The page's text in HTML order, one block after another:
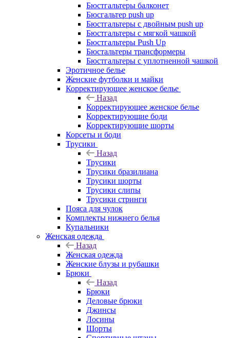
Бюстгальтеры балконет
Бюсгальтер push up
Бюстгальтеры с двойным push up
Бюстгальтеры с мягкой чашкой
Бюстгальтеры Push Up
Бюстальтеры трансформеры
Бюстгальтеры с уплотненной чашкой
Эротичное белье
Женские футболки и майки
Корректирующее женское белье
Назад
Корректирующее женское белье
Корректирующие боди
Корректирующие шорты
Корсеты и боди
Трусики
Назад
Трусики
Трусики бразилиана
Трусики шорты
Трусики слипы
Трусики стринги
Пояса для чулок
Комплекты нижнего белья
Купальники
Женская одежда
Назад
Женская одежда
Женские блузы и рубашки
Брюки
Назад
Брюки
Деловые брюки
Джинсы
Лосины
Шорты